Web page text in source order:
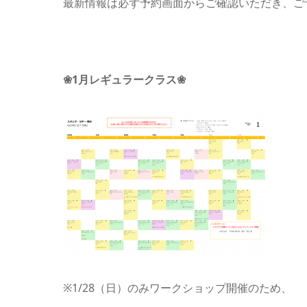
❀1月レギュラークラス❀
※1/28（日）のみワークショップ開催のため、